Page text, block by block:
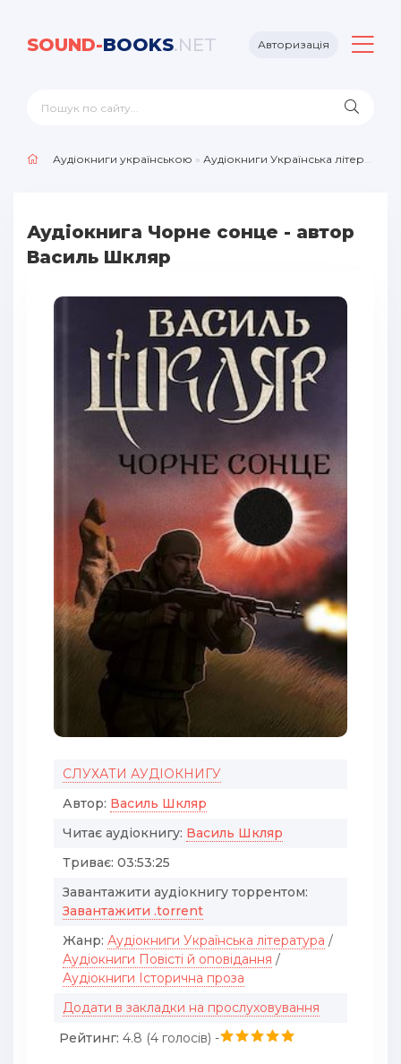
SOUND-BOOKS.NET Авторизація
Аудіокниги українською » Аудіокниги Українська література
Аудіокнига Чорне сонце - автор
Василь Шкляр
СЛУХАТИ АУДІОКНИГУ
Автор: Василь Шкляр
Читає аудіокнигу: Василь Шкляр
Триває: 03:53:25
Завантажити аудіокнигу торрентом:
Завантажити .torrent
Жанр: Аудіокниги Українська література /
Аудіокниги Повісті й оповідання /
Аудіокниги Історична проза
Додати в закладки на прослуховування
Рейтинг: 4.8 (4 голосів) -